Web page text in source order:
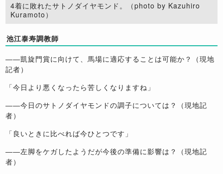
4着に敗れたサトノダイヤモンド。（photo by Kazuhiro
Kuramoto）
池江泰寿調教師
――凱旋門賞に向けて、馬場に適応することは可能か？（現地
記者）
「今日より悪くなったら苦しくなりますね」
――今日のサトノダイヤモンドの調子については？（現地記
者）
「良いときに比べれば今ひとつです」
――左脚をケガしたようだが今後の準備に影響は？（現地記
者）